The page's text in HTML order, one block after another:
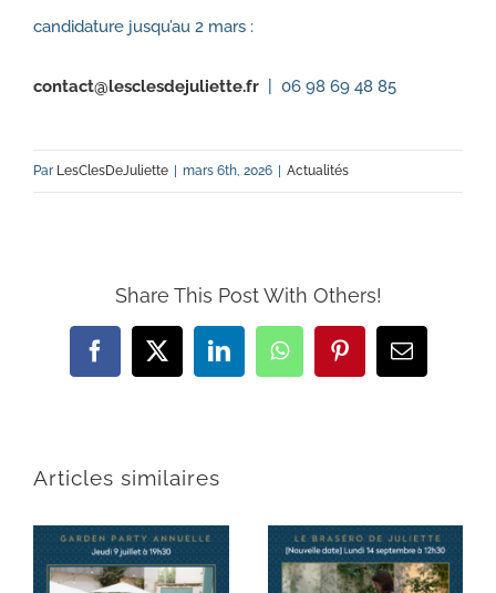
candidature jusqu’au 2 mars :
contact@lesclesdejuliette.fr| 06 98 69 48 85
Par LesClesDeJuliette | mars 6th, 2026 | Actualités
Share This Post With Others!
Facebook
X LinkedInWhatsAppPinterestEmail
Articles similaires